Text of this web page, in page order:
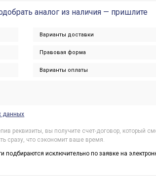
аналог из наличия — пришлите
данных
реквизиты, вы получите счет-договор, который
сразу, что сэкономит ваше время.
подбираются исключительно по заявке на